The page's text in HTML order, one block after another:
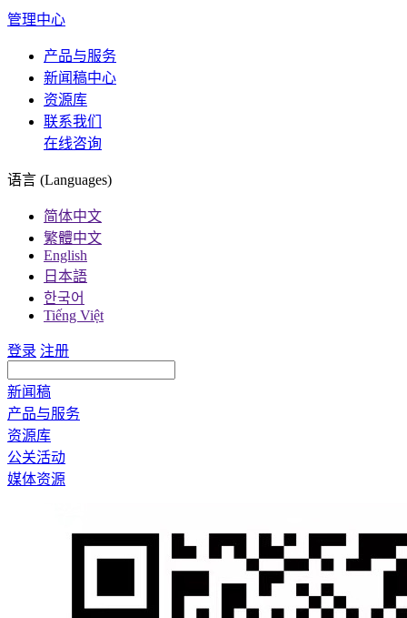
管理中心
产品与服务
新闻稿中心
资源库
联系我们
在线咨询
语言 (Languages)
简体中文
繁體中文
English
日本語
한국어
Tiếng Việt
登录 注册
新闻稿
产品与服务
资源库
公关活动
媒体资源